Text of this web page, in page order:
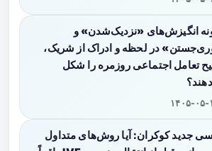
انگیزش‌های «نزدیک‌شدن» و
در لحظه و ادراک از شریک،
تعامل اجتماعی روزمره را شکل
۰۵-۱۵
جدید کوکران: آیا روش‌های متداول